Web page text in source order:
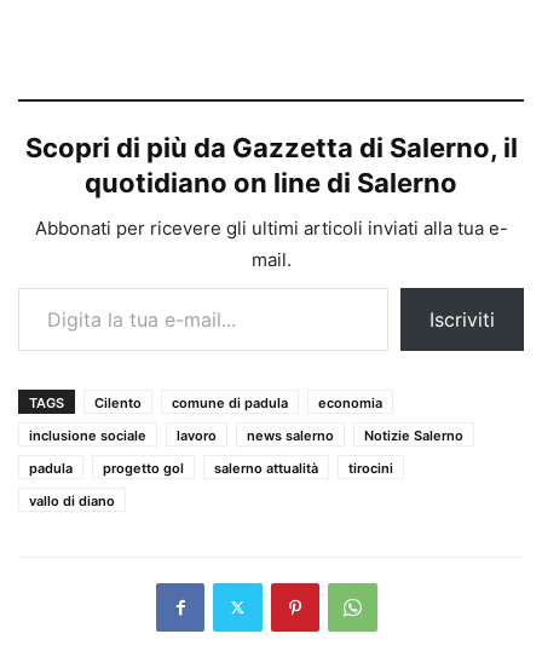
Scopri di più da Gazzetta di Salerno, il
quotidiano on line di Salerno
Abbonati per ricevere gli ultimi articoli inviati alla tua e-
mail.
Digita la tua e-mail...
Iscriviti
TAGS Cilento comune di padula
economia
inclusione sociale
lavoro news salerno
Notizie Salerno
padula
progetto gol salerno attualità
tirocini
vallo di diano